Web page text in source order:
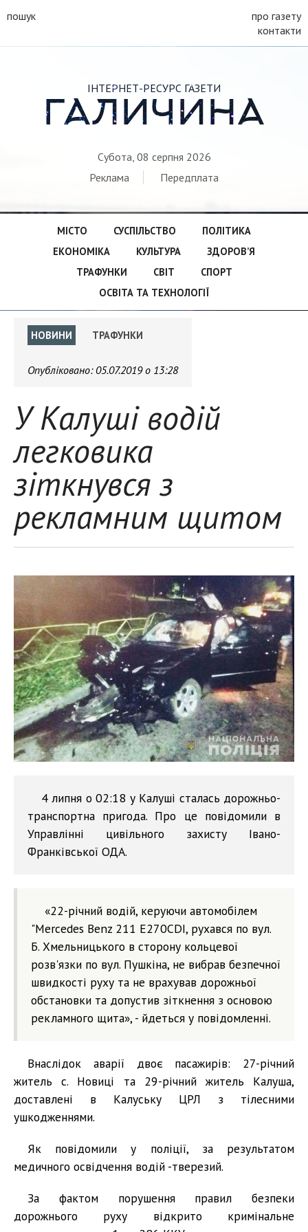
пошук
про газету
контакти
ІНТЕРНЕТ-РЕСУРС ГАЗЕТИ
ГАЛИЧИНА
Субота, 08 серпня 2026
Реклама
Передплата
МІСТО СУСПІЛЬСТВО
ПОЛІТИКА
ЕКОНОМІКА
КУЛЬТУРА
ЗДОРОВ’Я
ТРАФУНКИ
СВІТ
СПОРТ
ОСВІТА ТА ТЕХНОЛОГІЇ
НОВИНИ ТРАФУНКИ
Опубліковано: 05.07.2019 о 13:28
У Калуші водій
легковика
зіткнувся з
рекламним щитом
4 липня о 02:18 у Калуші сталась дорожньо-
транспортна пригода. Про це повідомили в
Управлінні цивільного захисту Івано-
Франківської ОДА.
«22-річний водій, керуючи автомобілем
"Mercedes Benz 211 E270CDI, рухався по вул.
Б. Хмельницького в сторону кольцевої
розв'язки по вул. Пушкіна, не вибрав безпечної
швидкості руху та не врахував дорожньої
обстановки та допустив зіткнення з основою
рекламного щита», - йдеться у повідомленні.
Внаслідок аварії двоє пасажирів: 27-річний
житель с. Новиці та 29-річний житель Калуша,
доставлені в Калуську ЦРЛ з тілесними
ушкодженнями.
Як повідомили у поліції, за результатом
медичного освідчення водій -тверезий.
За фактом порушення правил безпеки
дорожнього руху відкрито кримінальне